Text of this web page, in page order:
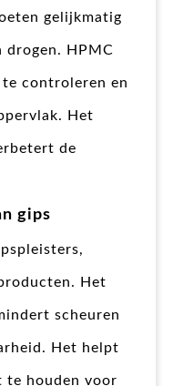
gelijkmatig
drogen. HPMC
controleren en
Het
de
gips
Het
scheuren
Het helpt
te houden voor